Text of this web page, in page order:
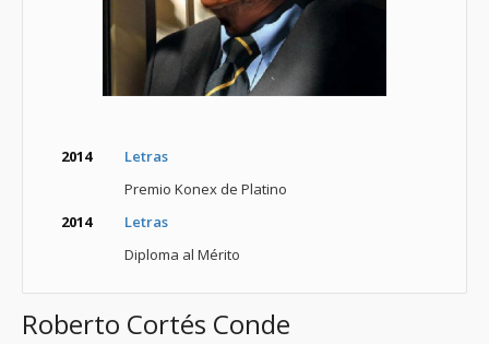
2014
Letras
Premio Konex de Platino
2014
Letras
Diploma al Mérito
Roberto Cortés Conde